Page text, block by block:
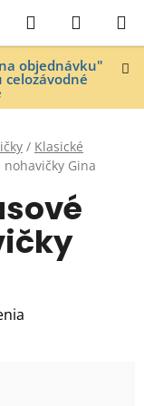
objednávku"
Hľadať
KOŠÍK
/ Klasické
Gina